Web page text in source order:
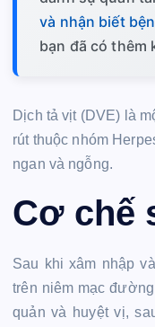
và nhận biết
bạn đã có thêm
Dịch tả vịt (DVE) là
rút thuộc nhóm
ngan và ngỗng.
Cơ chế
Sau khi xâm nhập
trên niêm mạc
quản và huyệt vị,